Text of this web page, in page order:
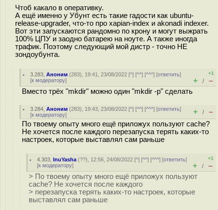
Чтоб какало в оперативку.
А ещё именно у Убунт есть такие гадости как ubuntu-
release-upgrader, что-то про xapian-index и akonadi indexer.
Вот эти запускаются рандомно по крону и могут выжрать
100% ЦПУ и заодно батарею на ноуте. А также иногда
трафик. Поэтому следующий мой дистр - точно НЕ
зондоубунта.
3.283 ,Аноним (283), 19:41, 23/08/2022 [^] [^^] [^^^] [ответить]
[к модератору]
+1
+ / –
Вместо трёх "mkdir" можно один "mkdir -p" сделать
3.284 ,Аноним (283), 19:43, 23/08/2022 [^] [^^] [^^^] [ответить]
[к модератору] + / –
По твоему опыту много ещё приложух пользуют cache?
Не хочется после каждого перезапуска терять каких-то
настроек, которые выставлял сам раньше
4.303 ,InuYasha (??), 12:56, 24/08/2022 [^] [^^] [^^^] [ответить]
[к модератору]
+1
+ / –
> По твоему опыту много ещё приложух пользуют
cache? Не хочется после каждого
> перезапуска терять каких-то настроек, которые
выставлял сам раньше